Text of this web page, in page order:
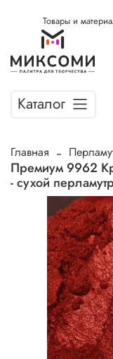
Товары и
Каталог
Главная
Премиум 9962
- сухой